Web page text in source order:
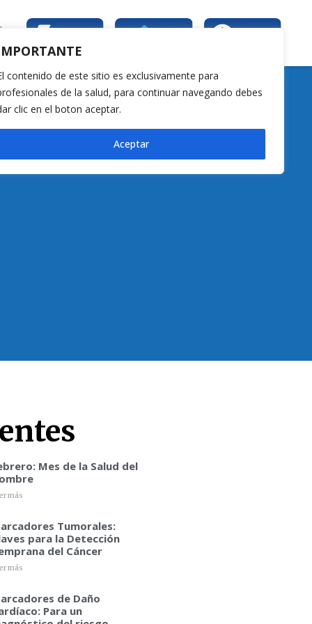
contenido de este sitio es exclusivamente para
de la salud, para continuar navegando debes
clic en el boton aceptar.
Aceptar
Mes de la Salud del
más
Tumorales:
para la Detección
del Cáncer
más
de Daño
Para un